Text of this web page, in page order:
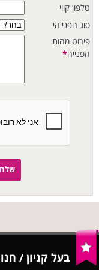
טלפון קווי
סוג הפנייהי
פירוט מהות
הפנייה*
בעל קניון /